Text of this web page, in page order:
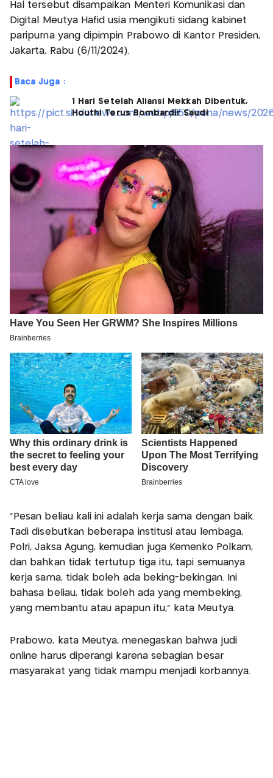
Hal tersebut disampaikan Menteri Komunikasi dan
Digital Meutya Hafid usia mengikuti sidang kabinet
paripurna yang dipimpin Prabowo di Kantor Presiden,
Jakarta, Rabu (6/11/2024).
Baca Juga :
1 Hari Setelah Aliansi Mekkah Dibentuk,
Houthi Terus Bombardir Saudi
"Pesan beliau kali ini adalah kerja sama dengan baik.
Tadi disebutkan beberapa institusi atau lembaga,
Polri, Jaksa Agung, kemudian juga Kemenko Polkam,
dan bahkan tidak tertutup tiga itu, tapi semuanya
kerja sama, tidak boleh ada beking-bekingan. Ini
bahasa beliau, tidak boleh ada yang membeking,
yang membantu atau apapun itu," kata Meutya.
Prabowo, kata Meutya, menegaskan bahwa judi
online harus diperangi karena sebagian besar
masyarakat yang tidak mampu menjadi korbannya.